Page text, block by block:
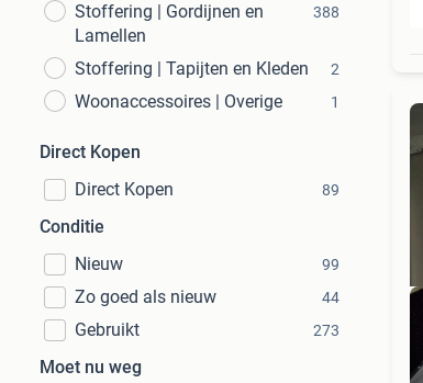
Stoffering | Gordijnen en
Lamellen
388
Stoffering | Tapijten en Kleden 2
Woonaccessoires | Overige 1
Direct Kopen
Direct Kopen
89
Conditie
Nieuw
99
Zo goed als nieuw 44
Gebruikt 273
Moet nu weg